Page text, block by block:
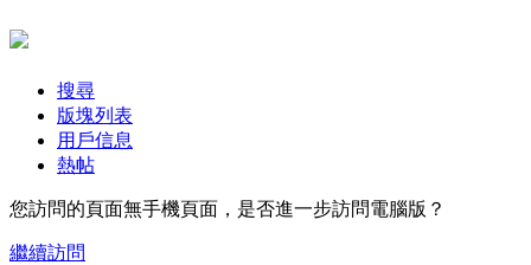
搜尋
版塊列表
用戶信息
熱帖
您訪問的頁面無手機頁面，是否進一步訪問電腦版？
繼續訪問